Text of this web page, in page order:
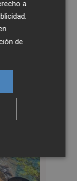
a
.
de